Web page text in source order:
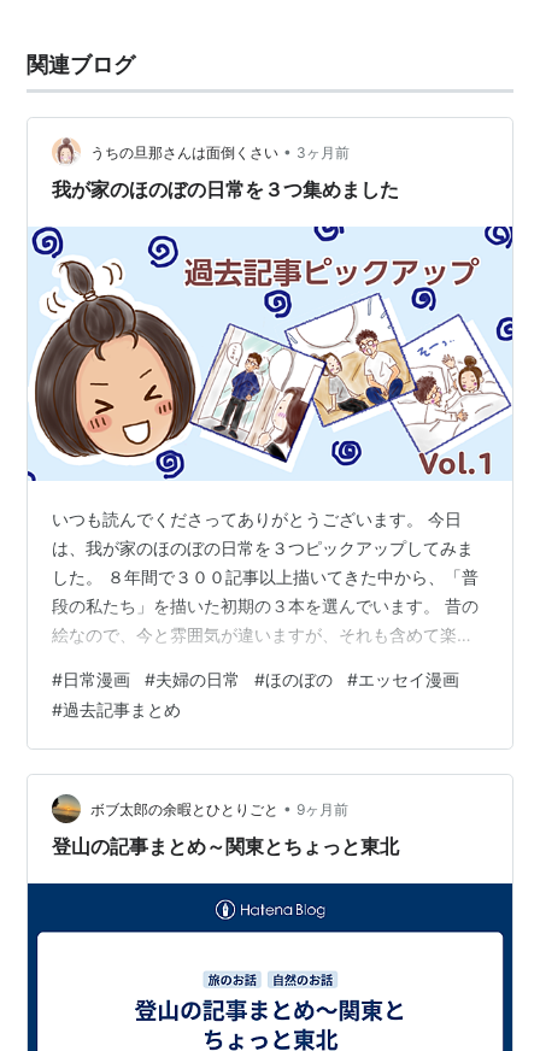
関連ブログ
うちの旦那さんは面倒くさい • 3ヶ月前
我が家のほのぼの日常を３つ集めました
いつも読んでくださってありがとうございます。 今日
は、我が家のほのぼの日常を３つピックアップしてみま
した。 ８年間で３００記事以上描いてきた中から、「普
段の私たち」を描いた初期の３本を選んでいます。 昔の
絵なので、今と雰囲気が違いますが、それも含めて楽し
人です♪ 我が家のほのぼの日常① ・３本試着して感想を
聞かれたけれど…全部同じに見えて困った話。
www.henacyan.net ・頑張るゴリちゃんと、ちょっとズ
レたオチの話。 www.henacyan.net ・手を上げると”イ
ビキ”、下げると”止まる”…謎の現象を発見した日の話。
www…
#日常漫画 #夫婦の日常 #ほのぼの #エッセイ漫画
#過去記事まとめ
ボブ太郎の余暇とひとりごと • 9ヶ月前
登山の記事まとめ～関東とちょっと東北